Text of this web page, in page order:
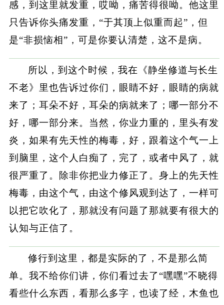
感，到这里就发重，哎呦，痛苦得很呦。他这里
只告诉你头痛发重，“于其顶上似重而起”，但
是“非损恼相”，可是你要认清楚，这不是病。
所以，到这个时候，我在《静坐修道与长生
不老》里也告诉过你们，眼睛不好，眼睛的病就
来了；耳朵不好，耳朵的病就来了；哪一部分不
好，哪一部分来。当然，你业力重的，里头有发
炎，如果有先天性的梅毒，好，跟着这个气一上
到脑里，这个人白痴了，完了，或者中风了，就
很严重了。除非你把业力修正了。身上的先天性
梅毒，由这个气，由这个修风观到达了，一样可
以把它吹化了，那就没有问题了那就要有很大的
认知与正信了。
修行到这里，都是实际的了，不是那么简
单。我不给你们讲，你们看过去了“嘿嘿”不晓得
看些什么东西，看那么多字，也读了经，木鱼也